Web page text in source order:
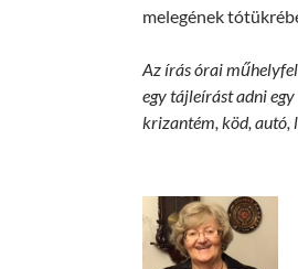
melegének
Az írás órai
egy tájleírást adni
krizantém, köd, autó,